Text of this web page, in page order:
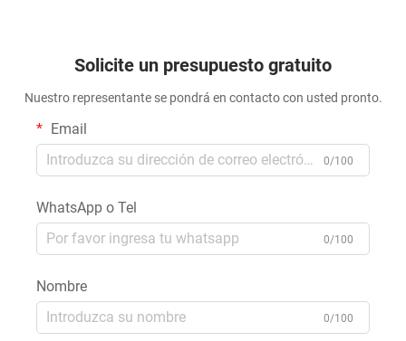
Solicite un presupuesto gratuito
Nuestro representante se pondrá en contacto con usted pronto.
Email
0/100
WhatsApp o Tel
0/100
Nombre
0/100